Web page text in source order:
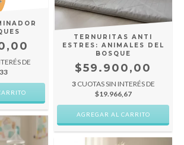
DE
TERNURITAS ANTI
ESTRES: ANIMALES DEL
BOSQUE
$59.900,00
3 CUOTAS SIN INTERÉS DE
$19.966,67